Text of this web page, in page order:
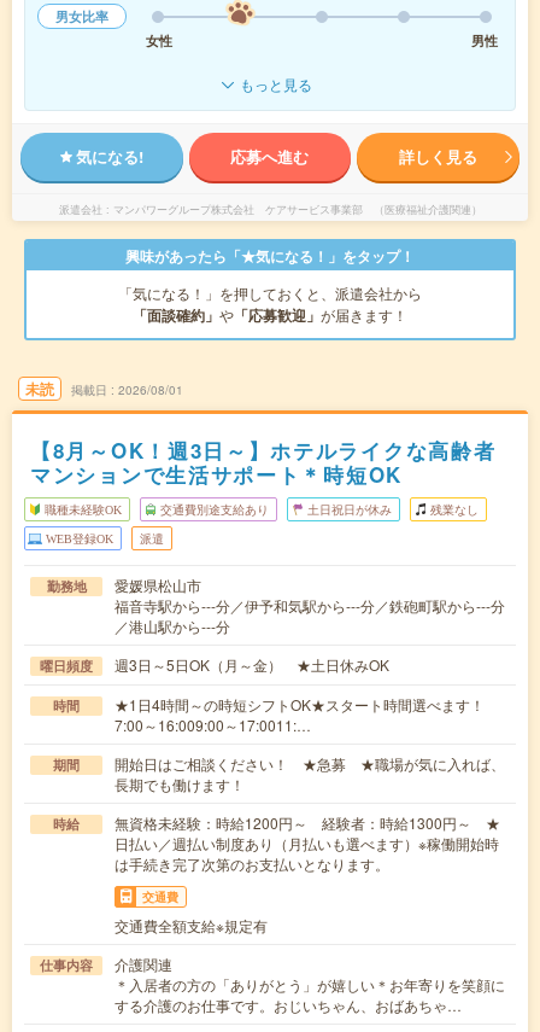
男女比率
女性
男性
もっと見る
気になる! 応募へ進む 詳しく見る
派遣会社 マンパワーグループ株式会社 ケアサービス事業部 （医療福祉介護関連）
興味があったら「★気になる！」をタップ！
「気になる！」を押しておくと、派遣会社から
「面談確約」 や 「応募歓迎」 が届きます！
未読 掲載日 2026/08/01
【8月～OK！週3日～】ホテルライクな高齢者
マンションで生活サポート＊時短OK
職種未経験OK 交通費別途支給あり 土日祝日が休み 残業なし
WEB登録OK 派遣
勤務地
愛媛県松山市
福音寺駅から---分／伊予和気駅から---分／鉄砲町駅から---分
／港山駅から---分
曜日頻度 週3日～5日OK（月～金） ★土日休みOK
時間
★1日4時間～の時短シフトOK★スタート時間選べます！
7:00～16:009:00～17:0011:…
期間
開始日はご相談ください！ ★急募 ★職場が気に入れば、
長期でも働けます！
時給
無資格未経験：時給1200円～ 経験者：時給1300円～ ★
日払い／週払い制度あり（月払いも選べます）※稼働開始時
は手続き完了次第のお支払いとなります。
交通費
交通費全額支給※規定有
仕事内容
介護関連
＊入居者の方の「ありがとう」が嬉しい＊お年寄りを笑顔に
する介護のお仕事です。おじいちゃん、おばあちゃ…